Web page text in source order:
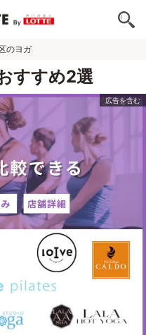
のヨガ
すすめ2選